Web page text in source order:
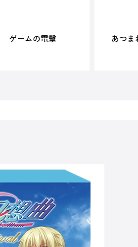
ゲームの電撃 あつま